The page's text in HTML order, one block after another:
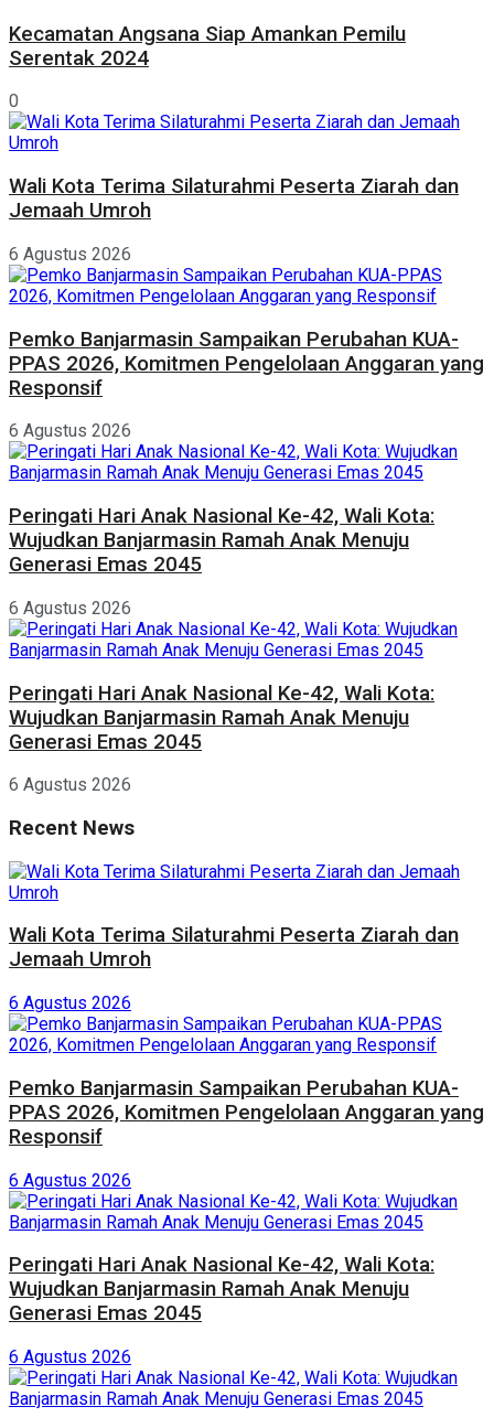
Kecamatan Angsana Siap Amankan Pemilu
Serentak 2024
0
Wali Kota Terima Silaturahmi Peserta Ziarah dan
Jemaah Umroh
6 Agustus 2026
Pemko Banjarmasin Sampaikan Perubahan KUA-
PPAS 2026, Komitmen Pengelolaan Anggaran yang
Responsif
6 Agustus 2026
Peringati Hari Anak Nasional Ke-42, Wali Kota:
Wujudkan Banjarmasin Ramah Anak Menuju
Generasi Emas 2045
6 Agustus 2026
Peringati Hari Anak Nasional Ke-42, Wali Kota:
Wujudkan Banjarmasin Ramah Anak Menuju
Generasi Emas 2045
6 Agustus 2026
Recent News
Wali Kota Terima Silaturahmi Peserta Ziarah dan
Jemaah Umroh
6 Agustus 2026
Pemko Banjarmasin Sampaikan Perubahan KUA-
PPAS 2026, Komitmen Pengelolaan Anggaran yang
Responsif
6 Agustus 2026
Peringati Hari Anak Nasional Ke-42, Wali Kota:
Wujudkan Banjarmasin Ramah Anak Menuju
Generasi Emas 2045
6 Agustus 2026